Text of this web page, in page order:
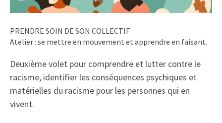
PRENDRE SOIN DE SON COLLECTIF
Atelier : se mettre en mouvement et apprendre en faisant.
Deuxième volet pour comprendre et lutter contre le
racisme, identifier les conséquences psychiques et
matérielles du racisme pour les personnes qui en
vivent.